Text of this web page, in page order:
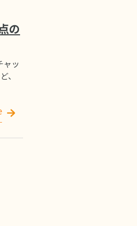
の
ャッ
、